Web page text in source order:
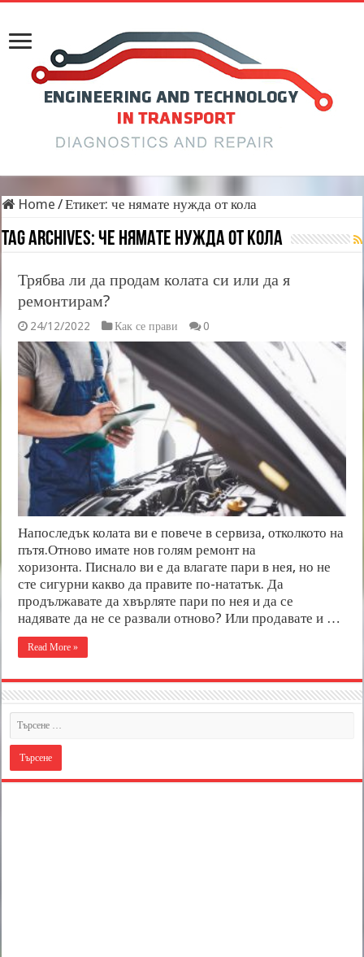
Home /Етикет:че нямате нужда от кола
Tag Archives:че нямате нужда от кола
Трябва ли да продам колата си или да я
ремонтирам?
24/12/2022 Как се прави 0
Напоследък колата ви е повече в сервиза, отколкото на
пътя.Отново имате нов голям ремонт на
хоризонта. Писнало ви е да влагате пари в нея, но не
сте сигурни какво да правите по-нататък. Да
продължавате да хвърляте пари по нея и да се
надявате да не се развали отново? Или продавате и …
Read More »